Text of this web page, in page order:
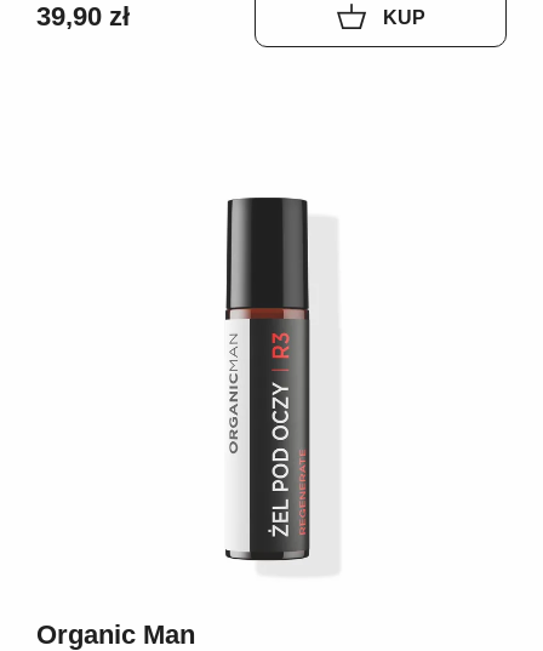
39,90 zł KUP
Organic Man